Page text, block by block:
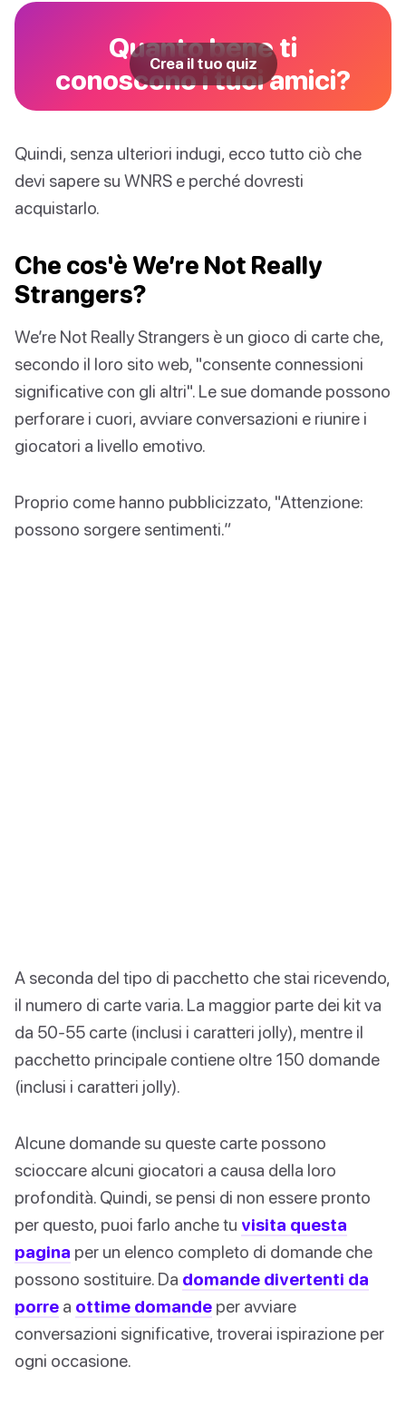
Quanto bene ti
conoscono i tuoi amici?
Crea il tuo quiz
Quindi, senza ulteriori indugi, ecco tutto ciò che
devi sapere su WNRS e perché dovresti
acquistarlo.
Che cos'è We’re Not Really
Strangers?
We’re Not Really Strangers è un gioco di carte che,
secondo il loro sito web, "consente connessioni
significative con gli altri". Le sue domande possono
perforare i cuori, avviare conversazioni e riunire i
giocatori a livello emotivo.
Proprio come hanno pubblicizzato, "Attenzione:
possono sorgere sentimenti.”
A seconda del tipo di pacchetto che stai ricevendo,
il numero di carte varia. La maggior parte dei kit va
da 50-55 carte (inclusi i caratteri jolly), mentre il
pacchetto principale contiene oltre 150 domande
(inclusi i caratteri jolly).
Alcune domande su queste carte possono
scioccare alcuni giocatori a causa della loro
profondità. Quindi, se pensi di non essere pronto
per questo, puoi farlo anche tu visita questa
pagina per un elenco completo di domande che
possono sostituire. Da domande divertenti da
porre a ottime domande per avviare
conversazioni significative, troverai ispirazione per
ogni occasione.